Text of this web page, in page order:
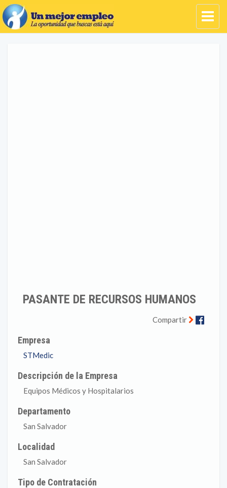
PASANTE DE RECURSOS HUMANOS
Compartir
Empresa
STMedic
Descripción de la Empresa
Equipos Médicos y Hospitalarios
Departamento
San Salvador
Localidad
San Salvador
Tipo de Contratación